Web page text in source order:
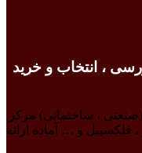
، انتخاب و خرید
(صنعتی ، ساختمانی) مرکز
فلکسیبل و … آماده ارائه